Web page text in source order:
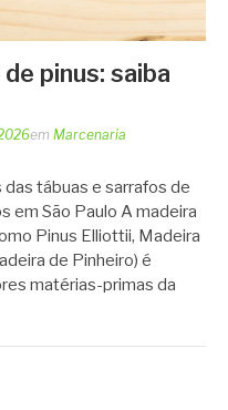
pinus: saiba
em Marcenaria
tábuas e sarrafos de
em São Paulo A madeira
Pinus Elliottii, Madeira
de Pinheiro) é
matérias-primas da